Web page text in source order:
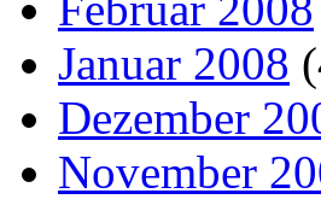
Januar 2008
Dezember
November